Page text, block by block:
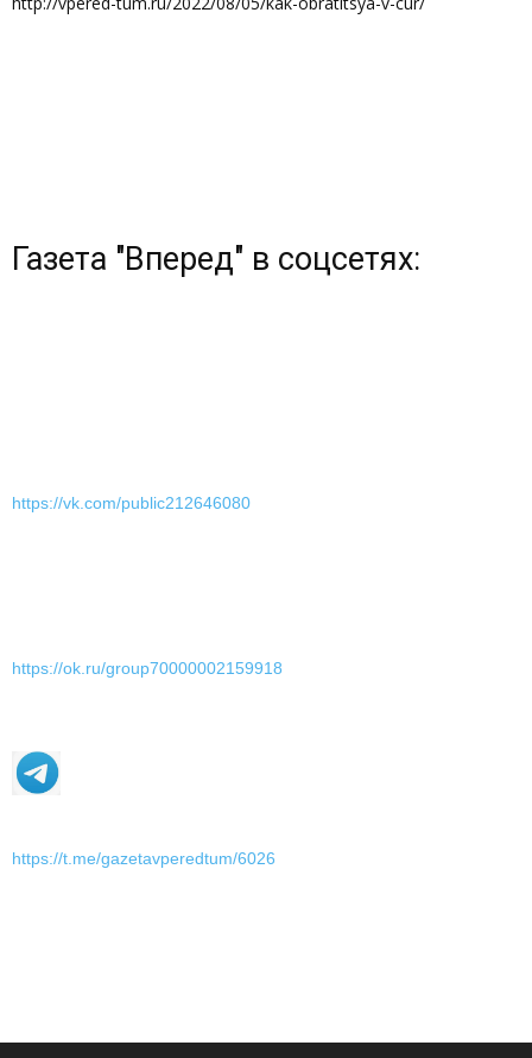
Газета "Вперед" в соцсетях:
https://vk.com/public212646080
https://ok.ru/group70000002159918
https://t.me/gazetavperedtum/6026